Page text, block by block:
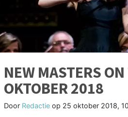
NEW MASTERS
OKTOBER 2018
Door Redactie op 25 oktober 2018,